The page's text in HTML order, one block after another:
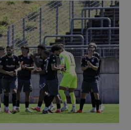
SV – SpVg. Schonnebeck